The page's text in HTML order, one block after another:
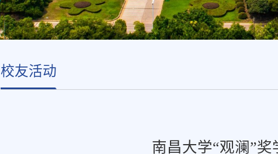
校友活动
南昌大学“观澜”